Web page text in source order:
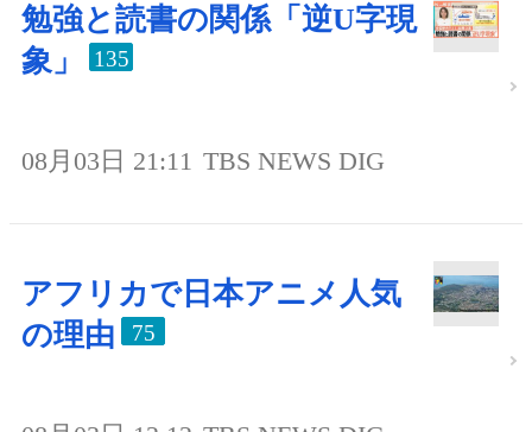
勉強と読書の関係「逆U字現
象」
135
08月03日 21:11 TBS NEWS DIG
アフリカで日本アニメ人気
の理由
75